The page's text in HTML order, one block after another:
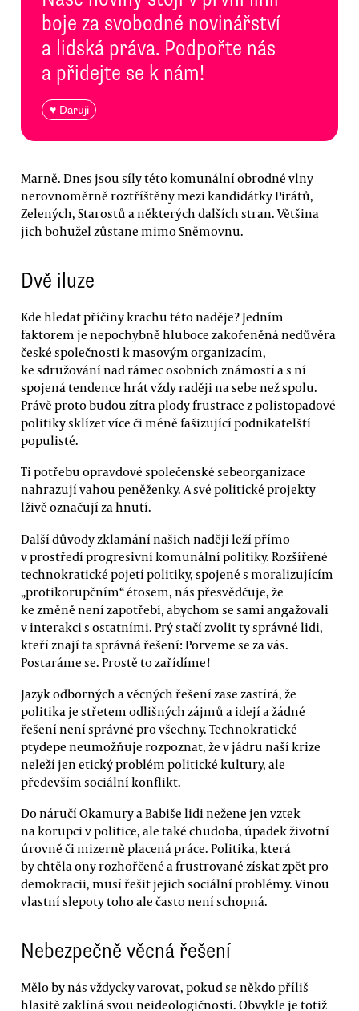
boje za svobodné novinářství
a lidská práva. Podpořte nás
a přidejte se k nám!
♥ Daruji
Marně. Dnes jsou síly této komunální obrodné vlny
nerovnoměrně roztříštěny mezi kandidátky Pirátů,
Zelených, Starostů a některých dalších stran. Většina
jich bohužel zůstane mimo Sněmovnu.
Dvě iluze
Kde hledat příčiny krachu této naděje? Jedním
faktorem je nepochybně hluboce zakořeněná nedůvěra
české společnosti k masovým organizacím,
ke sdružování nad rámec osobních známostí a s ní
spojená tendence hrát vždy raději na sebe než spolu.
Právě proto budou zítra plody frustrace z polistopadové
politiky sklízet více či méně fašizující podnikatelští
populisté.
Ti potřebu opravdové společenské sebeorganizace
nahrazují vahou peněženky. A své politické projekty
lživě označují za hnutí.
Další důvody zklamání našich nadějí leží přímo
v prostředí progresivní komunální politiky. Rozšířené
technokratické pojetí politiky, spojené s moralizujícím
„protikorupčním“ étosem, nás přesvědčuje, že
ke změně není zapotřebí, abychom se sami angažovali
v interakci s ostatními. Prý stačí zvolit ty správné lidi,
kteří znají ta správná řešení: Porveme se za vás.
Postaráme se. Prostě to zařídíme!
Jazyk odborných a věcných řešení zase zastírá, že
politika je střetem odlišných zájmů a idejí a žádné
řešení není správné pro všechny. Technokratické
ptydepe neumožňuje rozpoznat, že v jádru naší krize
neleží jen etický problém politické kultury, ale
především sociální konflikt.
Do náručí Okamury a Babiše lidi nežene jen vztek
na korupci v politice, ale také chudoba, úpadek životní
úrovně či mizerně placená práce. Politika, která
by chtěla ony rozhořčené a frustrované získat zpět pro
demokracii, musí řešit jejich sociální problémy. Vinou
vlastní slepoty toho ale často není schopná.
Nebezpečně věcná řešení
Mělo by nás vždycky varovat, pokud se někdo příliš
hlasitě zaklíná svou neideologičností. Obvykle je totiž